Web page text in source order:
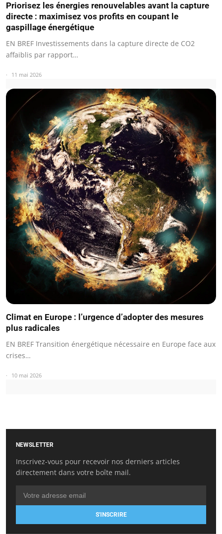
Priorisez les énergies renouvelables avant la capture
directe : maximisez vos profits en coupant le
gaspillage énergétique
EN BREF Investissements dans la capture directe de CO2
affaiblis par rapport…
11 mai 2026
Climat en Europe : l’urgence d’adopter des mesures
plus radicales
EN BREF Transition énergétique nécessaire en Europe face aux
crises…
10 mai 2026
NEWSLETTER
Inscrivez-vous pour recevoir nos derniers articles
directement dans votre boîte mail.
S'INSCRIRE